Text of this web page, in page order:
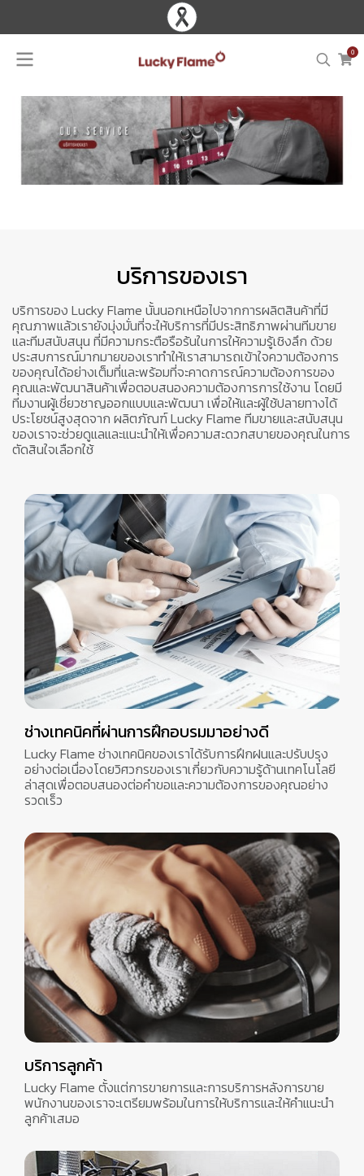
0
บริการของเรา
บริการของ Lucky Flame นั้นนอกเหนือไปจากการผลิตสินค้าที่มี
คุณภาพแล้วเรายังมุ่งมั่นที่จะให้บริการที่มีประสิทธิภาพผ่านทีมขาย
และทีมสนับสนุน ที่มีความกระตือรือร้นในการให้ความรู้เชิงลึก ด้วย
ประสบการณ์มากมายของเราทำให้เราสามารถเข้าใจความต้องการ
ของคุณได้อย่างเต็มที่และพร้อมที่จะคาดการณ์ความต้องการของ
คุณและพัฒนาสินค้าเพื่อตอบสนองความต้องการการใช้งาน โดยมี
ทีมงานผู้เชี่ยวชาญออกแบบและพัฒนา เพื่อให้และผู้ใช้ปลายทางได้
ประโยชน์สูงสุดจาก ผลิตภัณฑ์ Lucky Flame ทีมขายและสนับสนุน
ของเราจะช่วยดูแลและแนะนำให้เพื่อความสะดวกสบายของคุณในการ
ตัดสินใจเลือกใช้
ช่างเทคนิคที่ผ่านการฝึกอบรมมาอย่างดี
Lucky Flame ช่างเทคนิคของเราได้รับการฝึกฝนและปรับปรุง
อย่างต่อเนื่องโดยวิศวกรของเราเกี่ยวกับความรู้ด้านเทคโนโลยี
ล่าสุดเพื่อตอบสนองต่อคำขอและความต้องการของคุณอย่าง
รวดเร็ว
บริการลูกค้า
Lucky Flame ตั้งแต่การขายการและการบริการหลังการขาย
พนักงานของเราจะเตรียมพร้อมในการให้บริการและให้คำแนะนำ
ลูกค้าเสมอ